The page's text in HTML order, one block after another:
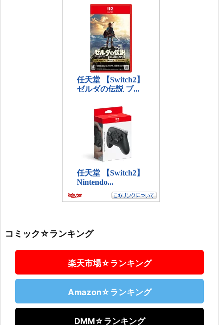
コミック☆ランキング
楽天市場☆ランキング
Amazon☆ランキング
DMM☆ランキング